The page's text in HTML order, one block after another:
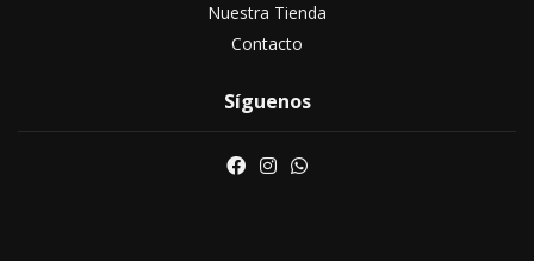
Nuestra Tienda
Contacto
Síguenos